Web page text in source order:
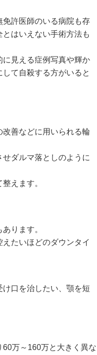
免許医師のいる病院も存
はいえない手術方法も
見える症例写真や輝か
て自殺する方がいると
善などに用いられる輪
ダルマ落としのように
えます。
ります。
たいほどのダウンタイ
口を治したい、顎を短
万～160万と大きく異な